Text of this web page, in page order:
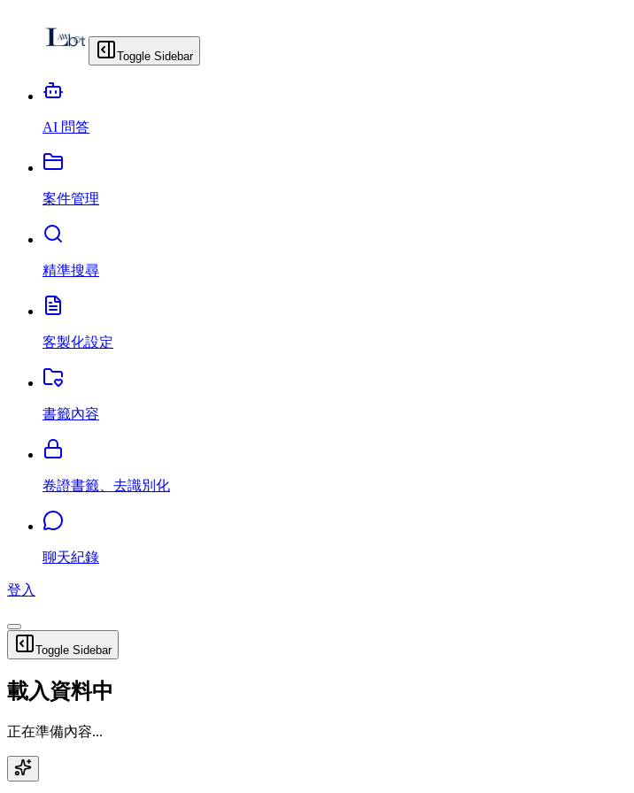
Toggle Sidebar
AI 問答
案件管理
精準搜尋
客製化設定
書籤內容
卷證書籤、去識別化
聊天紀錄
登入
Toggle Sidebar
載入資料中
正在準備內容...